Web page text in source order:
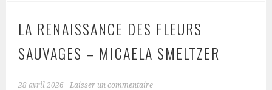
LA RENAISSANCE DES FLEURS
SAUVAGES – MICAELA SMELTZER
28 avril 2026 Laisser un commentaire